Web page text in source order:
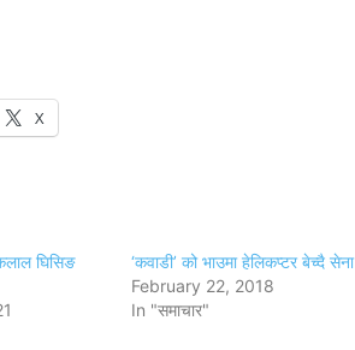
X
घिसिङ
‘कवाडी’ को भाउमा हेलिकप्टर बेच्दै सेना
February 22, 2018
In "समाचार"